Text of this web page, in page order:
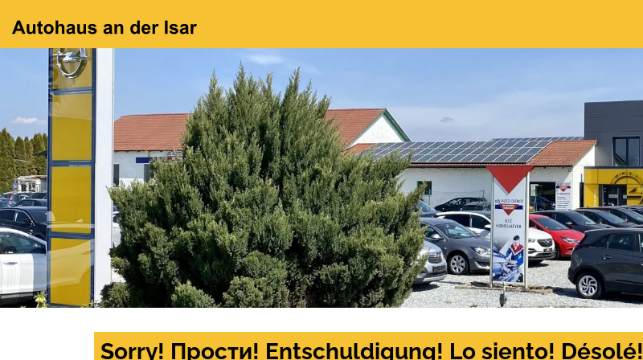
Sorry! Прости! Entschuldigung! Lo siento! Désolé!